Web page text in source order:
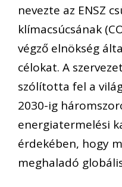
nevezte az ENSZ
klímacsúcsának
végző elnökség
célokat. A
szólította fel a
2030-ig
energiatermelési
érdekében, hogy
meghaladó